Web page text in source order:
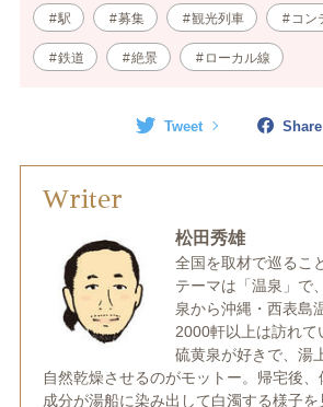
駅 募集 観光列車 コン
鉄道 絶景 ローカル線
Tweet Share
Writer
松田秀雄
全国を取材で巡るこ
テーマは「温泉」で
泉から沖縄・西表島
2000軒以上は訪れて
硫黄泉が好きで、湯
自然乾燥させるのがモットー。帰宅後
成分が湯船に染み出して白濁する様子